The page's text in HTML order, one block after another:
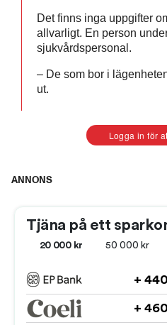
Det finns inga uppgifter
allvarligt. En person
sjukvårdspersonal.
– De som bor i
ut.
Logga in för
ANNONS